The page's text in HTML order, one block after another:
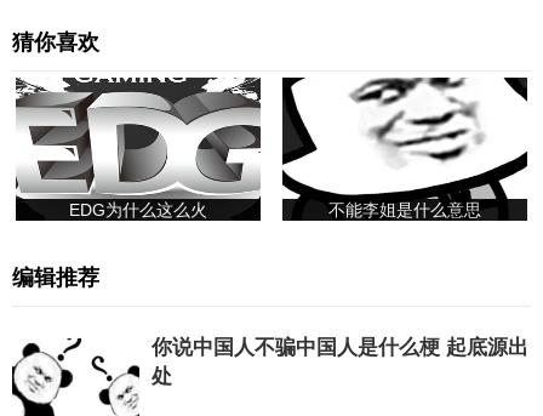
猜你喜欢
EDG为什么这么火 不能李姐是什么意思
编辑推荐
你说中国人不骗中国人是什么梗 起底源出
处